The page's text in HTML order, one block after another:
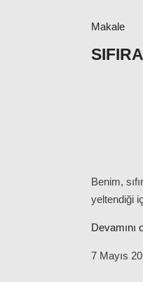
Makale
Benim,
yeltendiği
Devamını
7 Mayıs